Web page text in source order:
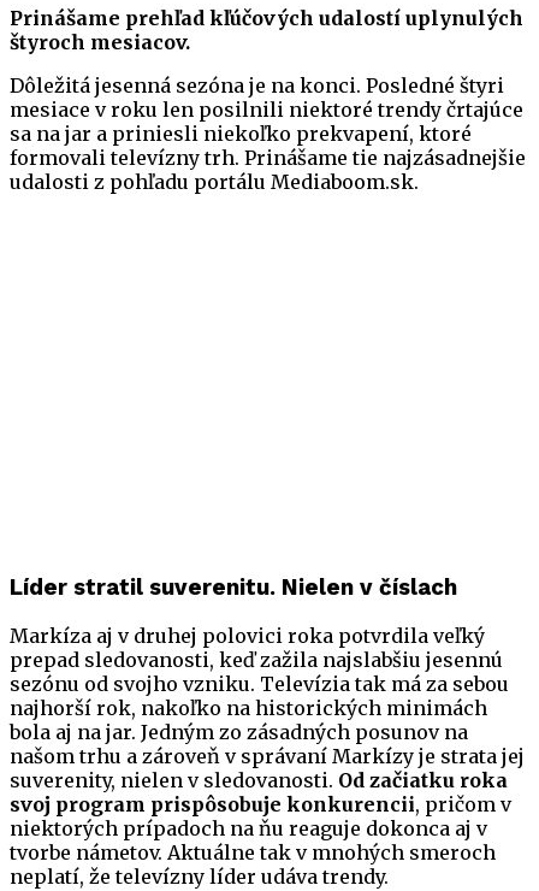
Prinášame prehľad kľúčových udalostí uplynulých
štyroch mesiacov.
Dôležitá jesenná sezóna je na konci. Posledné štyri
mesiace v roku len posilnili niektoré trendy črtajúce
sa na jar a priniesli niekoľko prekvapení, ktoré
formovali televízny trh. Prinášame tie najzásadnejšie
udalosti z pohľadu portálu Mediaboom.sk.
Líder stratil suverenitu. Nielen v číslach
Markíza aj v druhej polovici roka potvrdila veľký
prepad sledovanosti, keď zažila najslabšiu jesennú
sezónu od svojho vzniku. Televízia tak má za sebou
najhorší rok, nakoľko na historických minimách
bola aj na jar. Jedným zo zásadných posunov na
našom trhu a zároveň v správaní Markízy je strata jej
suverenity, nielen v sledovanosti. Od začiatku roka
svoj program prispôsobuje konkurencii, pričom v
niektorých prípadoch na ňu reaguje dokonca aj v
tvorbe námetov. Aktuálne tak v mnohých smeroch
neplatí, že televízny líder udáva trendy.